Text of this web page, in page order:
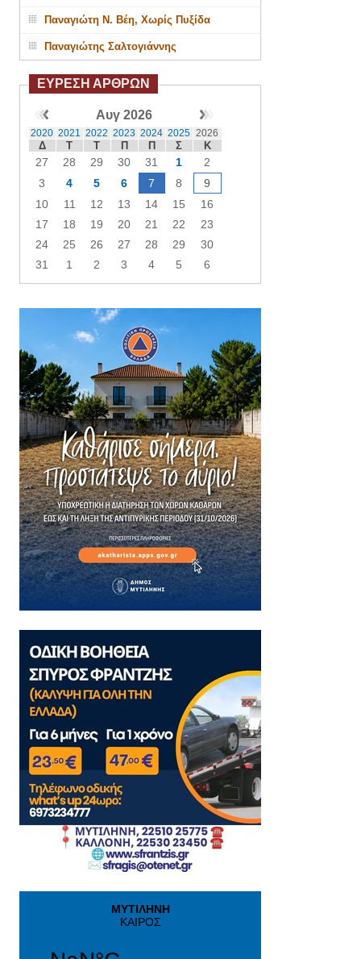
Παναγιώτη Ν. Βέη, Χωρίς Πυξίδα
Παναγιώτης Σαλτογιάννης
ΕΥΡΕΣΗ ΑΡΘΡΩΝ
Αυγ 2026
2020 2021 2022 2023 2024 2025 2026
Δ Τ Τ Π Π Σ Κ
27 28 29 30 31 1
2
3
4 5 6 7 8
9
10
11 12 13 14 15
16
17
18 19 20 21 22
23
24
25 26 27 28 29
30
31
1 2 3 4 5 6